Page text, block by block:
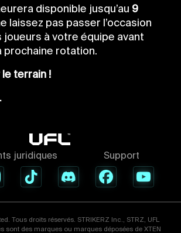
disponible jusqu’au 9
laissez pas passer l’occasion
joueurs à votre équipe avant
prochaine rotation.
terrain !
juridiques Support
Tous droits réservés. STRIKERZ Inc., STRZ, UFL
sont des marques ou marques déposées de XTEN